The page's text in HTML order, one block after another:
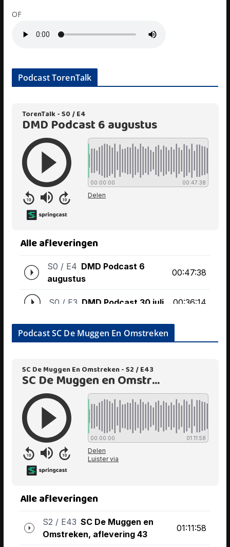
OF
Podcast TorenTalk
Podcast SC De Muggen En Omstreken